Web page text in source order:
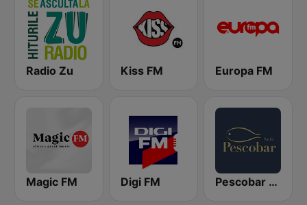
Radio Zu Kiss FM Europa FM
Magic FM Digi FM Pescobar Radio